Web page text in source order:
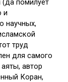
и
научных,
труд
для самого
автор
Коран,